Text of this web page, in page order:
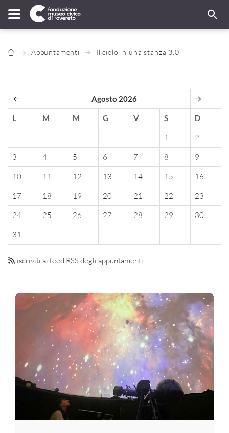
Appuntamenti Il cielo in una stanza 3.0
Agosto 2026
L M M G V S D
1
2
3
4 5 6 7 8
9
10
11 12 13 14 15
16
17
18 19 20 21 22
23
24
25 26 27 28 29
30
31
iscriviti ai feed RSS degli appuntamenti